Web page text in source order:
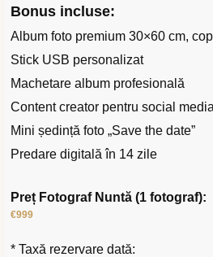
Bonus incluse:
Album foto premium 30×60 cm,
Stick USB personalizat
Machetare album profesională
Content creator pentru social media
Mini ședință foto „Save the date”
Predare digitală în 14 zile
Preț Fotograf Nuntă (1 fotograf):
€999
* Taxă rezervare dată: